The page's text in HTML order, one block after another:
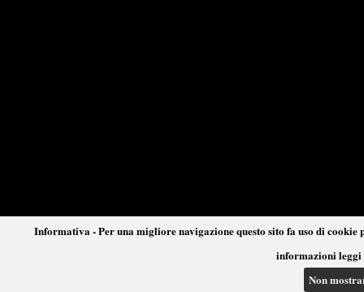
Informativa - Per una migliore navigazione questo sito fa uso di
informazioni leggi
Non